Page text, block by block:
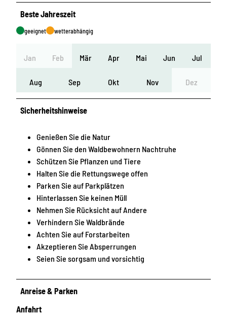
Beste Jahreszeit
geeignet wetterabhängig
Jan Feb Mär Apr Mai Jun Jul
Aug Sep Okt Nov Dez
Sicherheitshinweise
Genießen Sie die Natur
Gönnen Sie den Waldbewohnern Nachtruhe
Schützen Sie Pflanzen und Tiere
Halten Sie die Rettungswege offen
Parken Sie auf Parkplätzen
Hinterlassen Sie keinen Müll
Nehmen Sie Rücksicht auf Andere
Verhindern Sie Waldbrände
Achten Sie auf Forstarbeiten
Akzeptieren Sie Absperrungen
Seien Sie sorgsam und vorsichtig
Anreise & Parken
Anfahrt